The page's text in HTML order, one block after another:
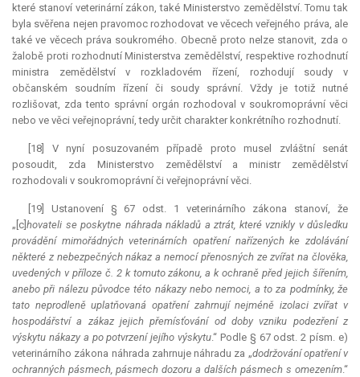
které stanoví veterinární zákon, také Ministerstvo zemědělství. Tomu tak
byla svěřena nejen pravomoc rozhodovat ve věcech veřejného práva, ale
také ve věcech práva soukromého. Obecně proto nelze stanovit, zda o
žalobě proti rozhodnutí Ministerstva zemědělství, respektive rozhodnutí
ministra zemědělství v rozkladovém řízení, rozhodují soudy v
občanském soudním řízení či soudy správní. Vždy je totiž nutné
rozlišovat, zda tento správní orgán rozhodoval v soukromoprávní věci
nebo ve věci veřejnoprávní, tedy určit charakter konkrétního rozhodnutí.
[18] V nyní posuzovaném případě proto musel zvláštní senát
posoudit, zda Ministerstvo zemědělství a ministr zemědělství
rozhodovali v soukromoprávní či veřejnoprávní věci.
[19] Ustanovení § 67 odst. 1 veterinárního zákona stanoví, že
„[c] hovateli se poskytne náhrada nákladů a ztrát, které vznikly v důsledku
provádění mimořádných veterinárních opatření nařízených ke zdolávání
některé z nebezpečných nákaz a nemocí přenosných ze zvířat na člověka,
uvedených v příloze č. 2 k tomuto zákonu, a k ochraně před jejich šířením,
anebo při nálezu původce této nákazy nebo nemoci, a to za podmínky, že
tato neprodleně uplatňovaná opatření zahrnují nejméně izolaci zvířat v
hospodářství a zákaz jejich přemísťování od doby vzniku podezření z
výskytu nákazy a po potvrzení jejího výskytu.“ Podle § 67 odst. 2 písm. e)
veterinárního zákona náhrada zahrnuje náhradu za „dodržování opatření v
ochranných pásmech, pásmech dozoru a dalších pásmech s omezením.“